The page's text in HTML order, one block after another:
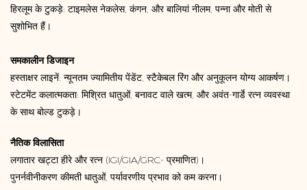
हिरलूम के टुकड़े: टाइमलेस नेकलेस, कंगन, और बालियां नीलम, पन्ना और मोती से
सुशोभित हैं।
समकालीन डिजाइन
हस्ताक्षर लाइनें: न्यूनतम ज्यामितीय पेंडेंट, स्टैकेबल रिंग और अनुकूलन योग्य आकर्षण।
स्टेटमेंट कलात्मकता: मिश्रित धातुओं, बनावट वाले खत्म, और अवंत-गार्डे रत्न व्यवस्था
के साथ बोल्ड टुकड़े।
नैतिक विलासिता
लगातार खट्टा हीरे और रत्न (IGI/GIA/GRC- प्रमाणित)।
पुनर्नवीनीकरण कीमती धातुओं, पर्यावरणीय प्रभाव को कम करना।